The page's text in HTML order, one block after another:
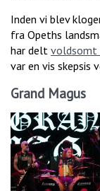
Inden vi blev
fra Opeths
har delt voldsomt
var en vis skepsis
Grand Magus